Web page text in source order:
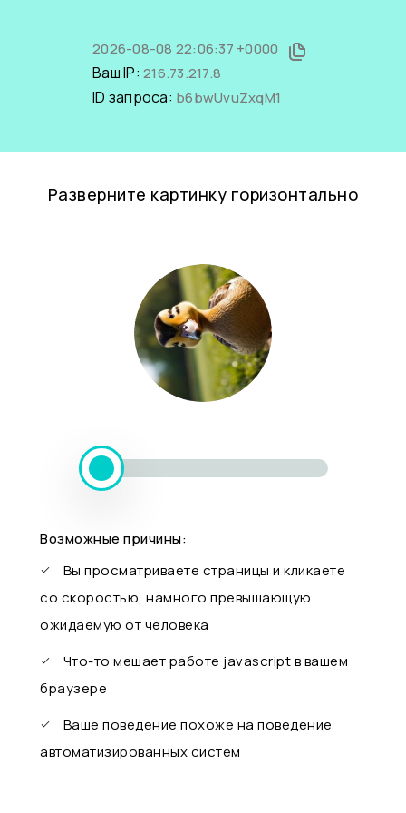
2026-08-08 22:06:37 +0000
Ваш IP: 216.73.217.8
ID запроса: b6bwUvuZxqM1
Разверните картинку горизонтально
Возможные причины:
Вы просматриваете страницы и кликаете
со скоростью, намного превышающую
ожидаемую от человека
Что-то мешает работе javascript в вашем
браузере
Ваше поведение похоже на поведение
автоматизированных систем